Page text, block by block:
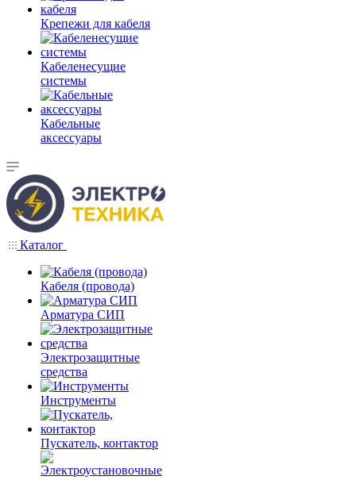
Крепежи для кабеля
Кабеленесущие
системы
Кабельные
аксессуары
Каталог
Кабеля (провода)
Арматура СИП
Электрозащитные
средства
Инструменты
Пускатель, контактор